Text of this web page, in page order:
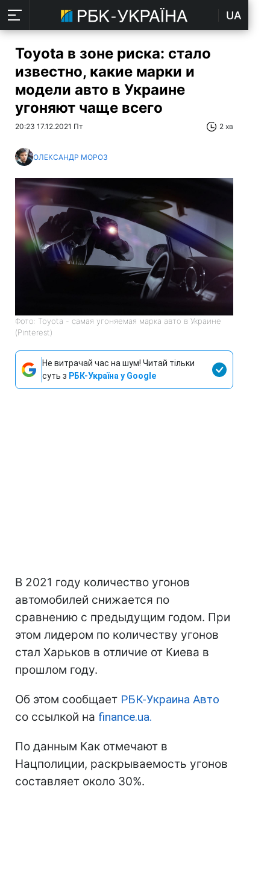
UA
Toyota в зоне риска: стало
известно, какие марки и
модели авто в Украине
угоняют чаще всего
20:23 17.12.2021 Пт 2 хв
ОЛЕКСАНДР МОРОЗ
Фото: Toyota - самая угоняемая марка авто в Украине
(Pinterest)
Не витрачай час на шум! Читай тільки
суть з РБК-Україна у Google
В 2021 году количество угонов
автомобилей снижается по
сравнению с предыдущим годом. При
этом лидером по количеству угонов
стал Харьков в отличие от Киева в
прошлом году.
Об этом сообщает РБК-Украина Авто
со ссылкой на finance.ua.
По данным Как отмечают в
Нацполиции, раскрываемость угонов
составляет около 30%.